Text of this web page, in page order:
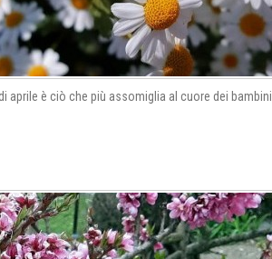
aprile è ciò che più assomiglia al cuore dei bambini.